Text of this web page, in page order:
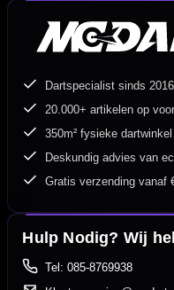
Dartspecialist sinds 2016
20.000+ artikelen op
350m² fysieke dartwinkel
Deskundig advies van
Gratis verzending vanaf
Hulp Nodig? Wij
Tel: 085-8769938